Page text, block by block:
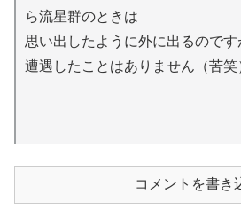
ら流星群のときは
思い出したように外に出るので
遭遇したことはありません（苦笑
コメントを書き